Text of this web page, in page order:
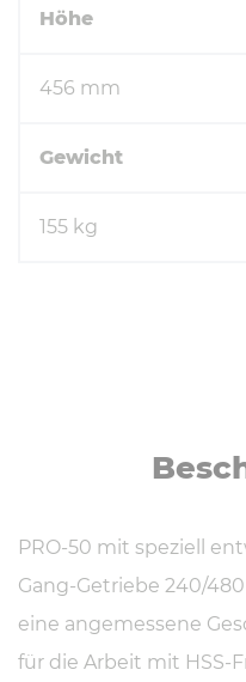
Höhe
456 mm
Gewicht
155 kg
PRO-50 mit speziell
Gang-Getriebe 240/
eine angemessene
für die Arbeit mit HSS-